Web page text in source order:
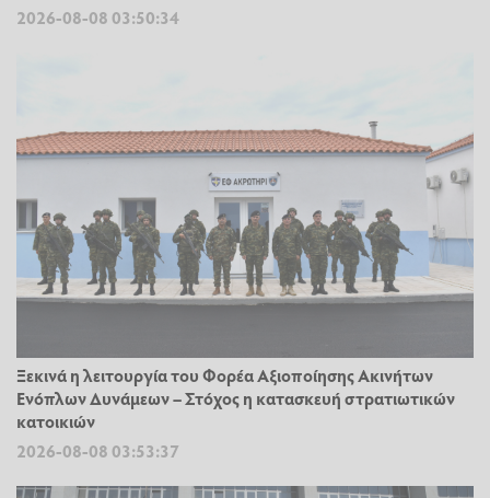
2026-08-08 03:50:34
Ξεκινά η λειτουργία του Φορέα Αξιοποίησης Ακινήτων
Ενόπλων Δυνάμεων – Στόχος η κατασκευή στρατιωτικών
κατοικιών
2026-08-08 03:53:37